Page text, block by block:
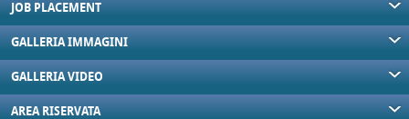
JOB PLACEMENT
GALLERIA IMMAGINI
GALLERIA VIDEO
AREA RISERVATA